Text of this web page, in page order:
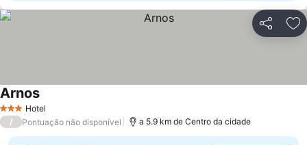
Partilhar
3 EstrelasHotel
Arnos
/ Pontuação não disponível a 5.9 km de Centro da cidade